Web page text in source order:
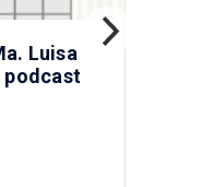
Luisa
podcast